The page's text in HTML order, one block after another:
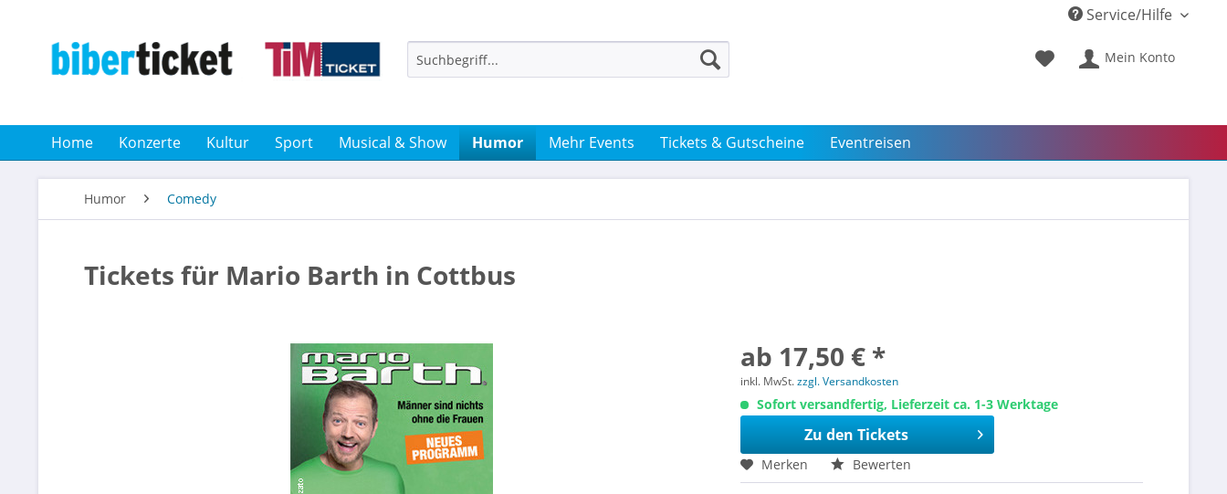
Service/Hilfe
Mein Konto
Home Konzerte Kultur Sport Musical & Show Humor Mehr Events Tickets & Gutscheine Eventreisen
Humor Comedy
Tickets für Mario Barth in Cottbus
ab 17,50 € *
inkl. MwSt.zzgl. Versandkosten
Sofort versandfertig, Lieferzeit ca. 1-3 Werktage
Zu den Tickets
Merken Bewerten